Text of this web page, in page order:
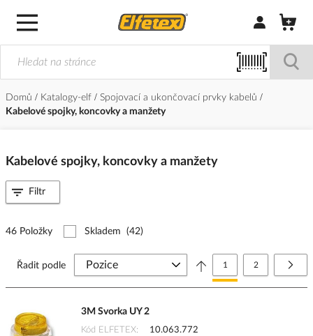
Přihlásit/
Domů Katalogy-elf
Spojovací a ukončovací prvky kabelů
Kabelové spojky, koncovky a manžety
Kabelové spojky, koncovky a manžety
46 Položky Skladem (42)
Stránka
Právě si prohlížíte
1 Stránka
2
Řadit podle
3M Svorka UY 2
Kód ELFETEX
10.063.772
Filtr